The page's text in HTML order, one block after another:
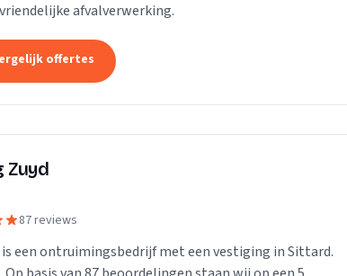
afvalverwerking.
offertes
Zuyd
87 reviews
een ontruimingsbedrijf met een vestiging in Sittard.